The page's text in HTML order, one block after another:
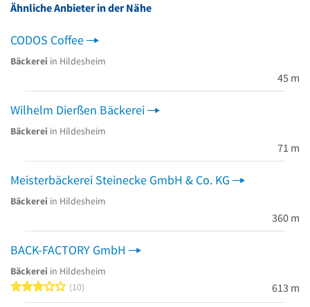
Ähnliche Anbieter in der Nähe
CODOS Coffee
Bäckerei in Hildesheim
45 m
Wilhelm Dierßen Bäckerei
Bäckerei in Hildesheim
71 m
Meisterbäckerei Steinecke GmbH & Co. KG
Bäckerei in Hildesheim
360 m
BACK-FACTORY GmbH
Bäckerei in Hildesheim
3 von 5 Sternen
10 613 m